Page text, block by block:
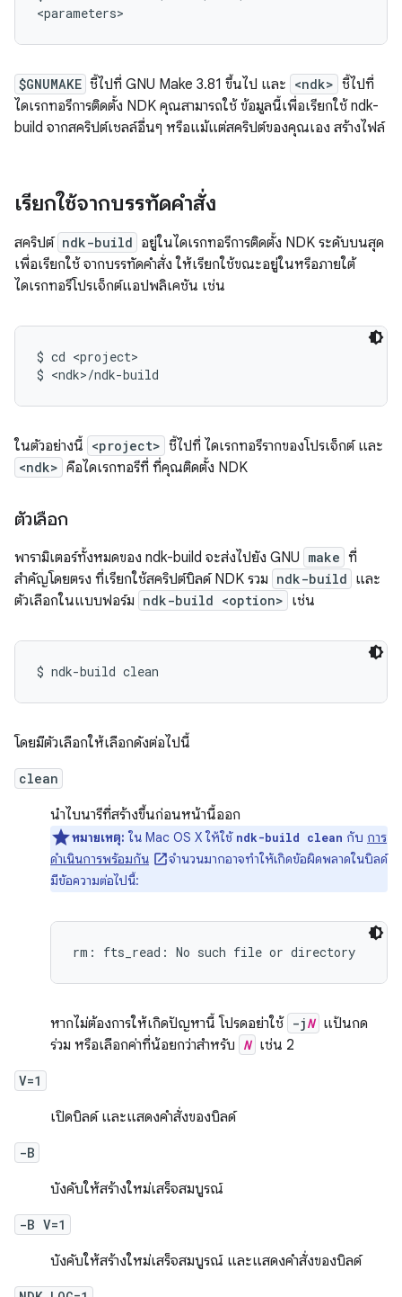
$GNUMAKE ชี้ไปที่ GNU Make 3.81 ขึ้นไป และ <ndk> ชี้ไปที่
ไดเรกทอรีการติดตั้ง NDK คุณสามารถใช้ ข้อมูลนี้เพื่อเรียกใช้ ndk-
build จากสคริปต์เชลล์อื่นๆ หรือแม้แต่สคริปต์ของคุณเอง สร้างไฟล์
เรียกใช้จากบรรทัดคำสั่ง
สคริปต์ ndk-build อยู่ในไดเรกทอรีการติดตั้ง NDK ระดับบนสุด
เพื่อเรียกใช้ จากบรรทัดคำสั่ง ให้เรียกใช้ขณะอยู่ในหรือภายใต้
ไดเรกทอรีโปรเจ็กต์แอปพลิเคชัน เช่น
$ cd <project>
ในตัวอย่างนี้ <project> ชี้ไปที่ ไดเรกทอรีรากของโปรเจ็กต์ และ
<ndk> คือไดเรกทอรีที่ ที่คุณติดตั้ง NDK
ตัวเลือก
พารามิเตอร์ทั้งหมดของ ndk-build จะส่งไปยัง GNU make ที่
สำคัญโดยตรง ที่เรียกใช้สคริปต์บิลด์ NDK รวม ndk-build และ
ตัวเลือกในแบบฟอร์ม ndk-build <option> เช่น
โดยมีตัวเลือกให้เลือกดังต่อไปนี้
clean
นำไบนารีที่สร้างขึ้นก่อนหน้านี้ออก
หมายเหตุ: ใน Mac OS X ให้ใช้ ndk-build clean กับ การ
ดำเนินการพร้อมกัน
จำนวนมากอาจทำให้เกิดข้อผิดพลาดในบิลด์
มีข้อความต่อไปนี้:
หากไม่ต้องการให้เกิดปัญหานี้ โปรดอย่าใช้ -jN แป้นกด
ร่วม หรือเลือกค่าที่น้อยกว่าสำหรับ N เช่น 2
V=1
เปิดบิลด์ และแสดงคำสั่งของบิลด์
-B
บังคับให้สร้างใหม่เสร็จสมบูรณ์
-B V=1
บังคับให้สร้างใหม่เสร็จสมบูรณ์ และแสดงคำสั่งของบิลด์